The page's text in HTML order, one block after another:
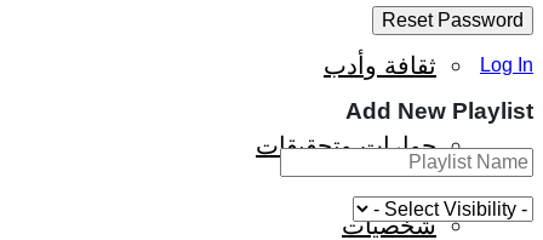
ثقافة وأدب
حوارات وتحقيقات
شخصيات
Log In
Add New Playlist